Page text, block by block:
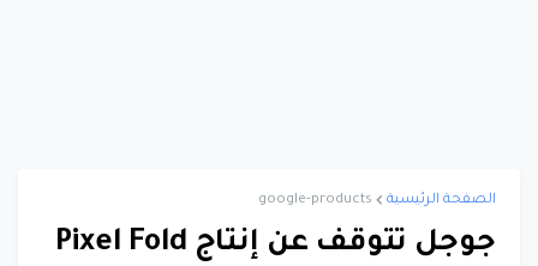
الصفحة الرئيسية google-products
جوجل تتوقف عن إنتاج Pixel Fold